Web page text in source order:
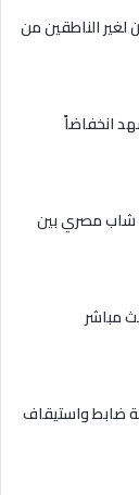
الناطقين من
انخفاضاً
شاب مصري بين
مباشر
ضابط واستيقاف